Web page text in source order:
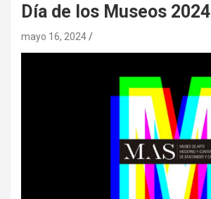
Día de los Museos 2024
mayo 16, 2024